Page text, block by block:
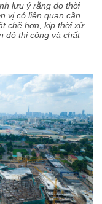
lưu ý rằng do thời
vị có liên quan cần
chẽ hơn, kịp thời xử
độ thi công và chất